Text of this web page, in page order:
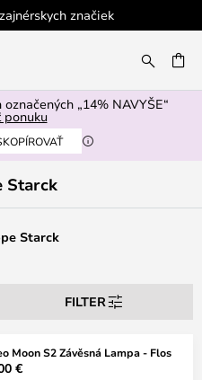
platba
„14% NAVYŠE“
ponuku
Starck
Starck
FILTER
Moon S2 Závěsná Lampa - Flos
€